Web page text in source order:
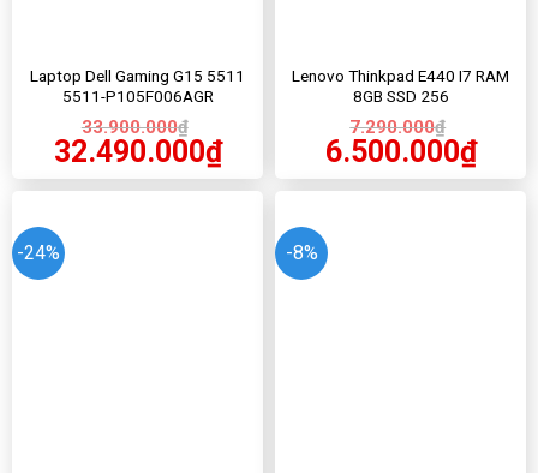
Laptop Dell Gaming G15 5511
5511-P105F006AGR
33.900.000₫
32.490.000₫
Lenovo Thinkpad E440 I7 RAM
8GB SSD 256
7.290.000₫
6.500.000₫
-24% -8%